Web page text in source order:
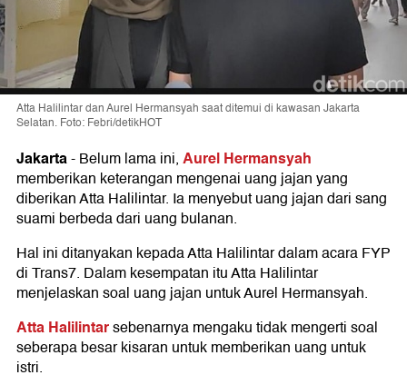
Atta Halilintar dan Aurel Hermansyah saat ditemui di kawasan Jakarta
Selatan. Foto: Febri/detikHOT
Jakarta-Belum lama ini,Aurel Hermansyah
memberikan keterangan mengenai uang jajan yang
diberikan Atta Halilintar. Ia menyebut uang jajan dari sang
suami berbeda dari uang bulanan.
Hal ini ditanyakan kepada Atta Halilintar dalam acara FYP
di Trans7. Dalam kesempatan itu Atta Halilintar
menjelaskan soal uang jajan untuk Aurel Hermansyah.
Atta Halilintarsebenarnya mengaku tidak mengerti soal
seberapa besar kisaran untuk memberikan uang untuk
istri.